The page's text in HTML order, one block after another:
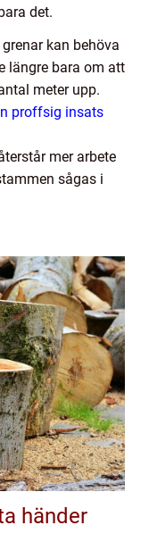
det.
kan behöva
längre bara om att
meter upp.
proffsig insats
mer arbete
sågas i
händer